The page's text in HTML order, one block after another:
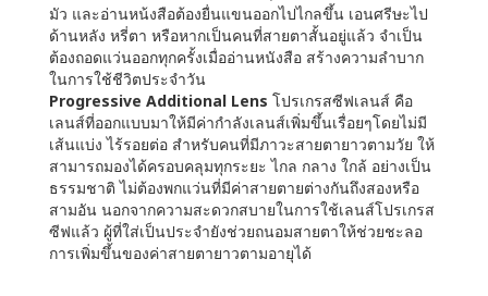
มัว และอ่านหน้งสือต้องยื่นแขนออกไปไกลขึ้น เอนศรีษะไป
ด้านหลัง หรี่ตา หรือหากเป็นคนที่สายตาสั้นอยู่แล้ว จำเป็น
ต้องถอดแว่นออกทุกครั้งเมื่ออ่านหนังสือ สร้างความลำบาก
ในการใช้ชีวิตประจำวัน
Progressive Additional Lens โปรเกรสซีฟเลนส์ คือ
เลนส์ที่ออกแบบมาให้มีค่ากำลังเลนส์เพิ่มขึ้นเรื่อยๆโดยไม่มี
เส้นแบ่ง ไร้รอยต่อ สำหรับคนที่มีภาวะสายตายาวตามวัย ให้
สามารถมองได้ครอบคลุมทุกระยะ ไกล กลาง ใกล้ อย่างเป็น
ธรรมชาติ ไม่ต้องพกแว่นที่มีค่าสายตายต่างกันถึงสองหรือ
สามอัน นอกจากความสะดวกสบายในการใช้เลนส์โปรเกรส
ซีฟแล้ว ผู้ที่ใส่เป็นประจำยังช่วยถนอมสายตาให้ช่วยชะลอ
การเพิ่มขึ้นของค่าสายตายาวตามอายุได้